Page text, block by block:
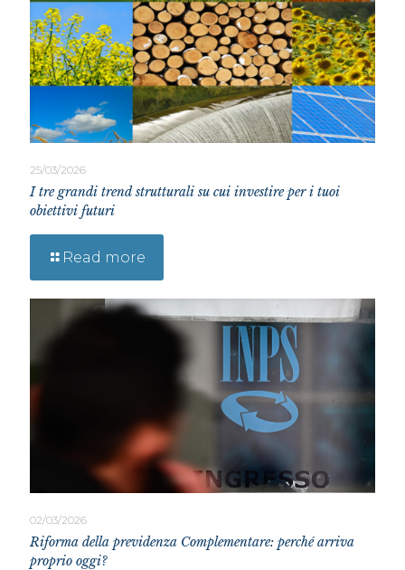
25/03/2026
I tre grandi trend strutturali su cui investire per i tuoi
obiettivi futuri
Read more
02/03/2026
Riforma della previdenza Complementare: perché arriva
proprio oggi?